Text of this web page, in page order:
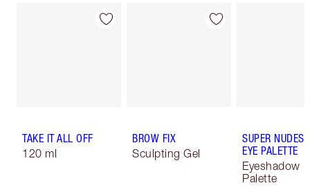
TAKE IT ALL OFF
120 ml
BROW FIX
Sculpting Gel
SUPER NUDES
EYE PALETTE
Eyeshadow
Palette